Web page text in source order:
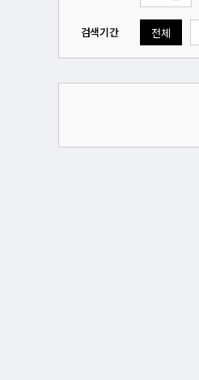
검색기간 전체